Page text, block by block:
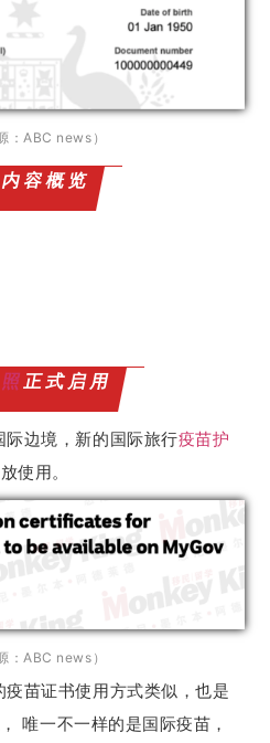
：ABC news）
容概览
照正式启用
际边境，新的国际旅行疫苗护
使用。
：ABC news）
疫苗证书使用方式类似，也是
唯一不一样的是国际疫苗，